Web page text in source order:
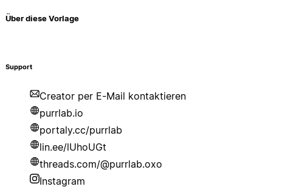
Über diese Vorlage
Support
Creator per E-Mail kontaktieren
purrlab.io
portaly.cc/purrlab
lin.ee/lUhoUGt
threads.com/@purrlab.oxo
Instagram